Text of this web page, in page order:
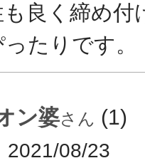
も良く締め
たりです。
ン婆 1
2021/08/23